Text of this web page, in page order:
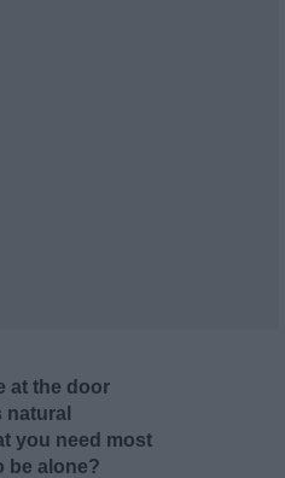
at the door
natural
you need most
be alone?